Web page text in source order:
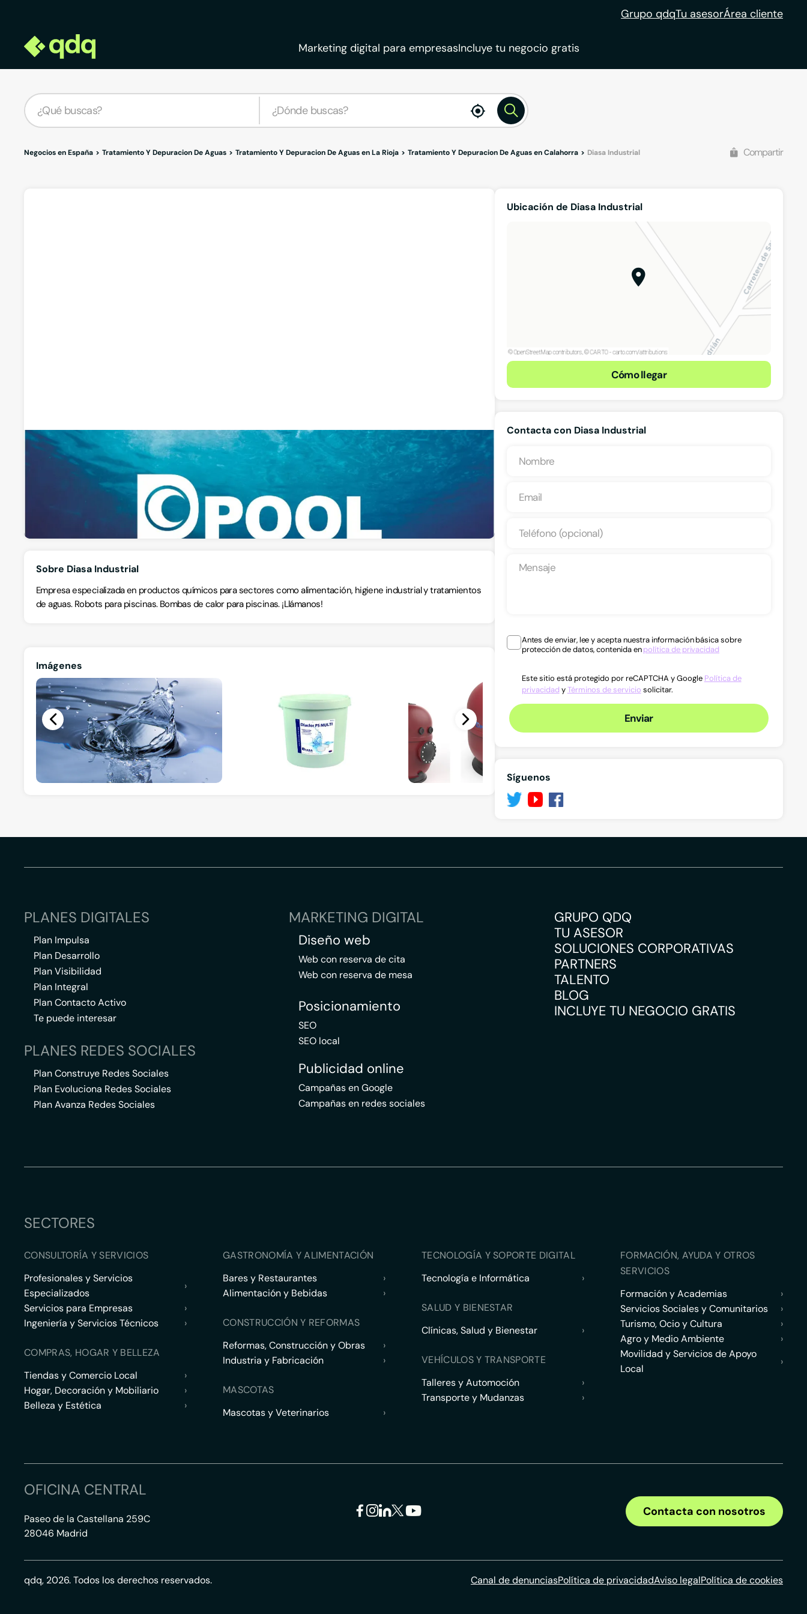
Grupo qdqTu asesorÁrea cliente
Marketing digital para empresasIncluye tu negocio gratis
enable
location
Negocios en España Tratamiento Y Depuracion De Aguas Tratamiento Y Depuracion De Aguas en La Rioja Tratamiento Y Depuracion De Aguas en Calahorra Diasa Industrial Compartir
Recomendado por qdq
Diasa Industrial
Tratamiento de aguas
Pol. ind. Azucarera s/n, Apdo. 51, 26500, Calahorra, Calahorra, La Rioja
Sobre Diasa Industrial
Empresa especializada en productos químicos para sectores como alimentación, higiene industrial y tratamientos
de aguas. Robots para piscinas. Bombas de calor para piscinas. ¡Llámanos!
Imágenes
Ubicación de Diasa Industrial
Cómo llegar
Contacta con Diasa Industrial
Antes de enviar, lee y acepta nuestra información básica sobre
protección de datos, contenida enpolítica de privacidad
Este sitio está protegido por reCAPTCHA y Google Política de
privacidad yTérminos de servicio solicitar.
Enviar
Síguenos
PLANES DIGITALES
Plan Impulsa
Plan Desarrollo
Plan Visibilidad
Plan Integral
Plan Contacto Activo
Te puede interesar
PLANES REDES SOCIALES
Plan Construye Redes Sociales
Plan Evoluciona Redes Sociales
Plan Avanza Redes Sociales
MARKETING DIGITAL
Diseño web
Web con reserva de cita
Web con reserva de mesa
Posicionamiento
SEO
SEO local
Publicidad online
Campañas en Google
Campañas en redes sociales
GRUPO QDQ
TU ASESOR
SOLUCIONES CORPORATIVAS
PARTNERS
TALENTO
BLOG
INCLUYE TU NEGOCIO GRATIS
SECTORES
CONSULTORÍA Y SERVICIOS
Profesionales y Servicios
Especializados
›
Servicios para Empresas
›
Ingeniería y Servicios Técnicos
›
COMPRAS, HOGAR Y BELLEZA
Tiendas y Comercio Local
›
Hogar, Decoración y Mobiliario
›
Belleza y Estética
›
GASTRONOMÍA Y ALIMENTACIÓN
Bares y Restaurantes
›
Alimentación y Bebidas
›
CONSTRUCCIÓN Y REFORMAS
Reformas, Construcción y Obras
›
Industria y Fabricación
›
MASCOTAS
Mascotas y Veterinarios
›
TECNOLOGÍA Y SOPORTE DIGITAL
Tecnología e Informática
›
SALUD Y BIENESTAR
Clínicas, Salud y Bienestar
›
VEHÍCULOS Y TRANSPORTE
Talleres y Automoción
›
Transporte y Mudanzas
›
FORMACIÓN, AYUDA Y OTROS
SERVICIOS
Formación y Academias
›
Servicios Sociales y Comunitarios
›
Turismo, Ocio y Cultura
›
Agro y Medio Ambiente
›
Movilidad y Servicios de Apoyo
Local
›
OFICINA CENTRAL
Paseo de la Castellana 259C
28046 Madrid
Contacta con nosotros
Canal de denunciasPolítica de privacidadAviso legalPolítica de cookies
qdq, 2026. Todos los derechos reservados.